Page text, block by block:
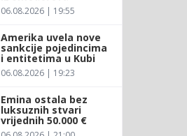
06.08.2026 | 19:55
Amerika uvela nove
sankcije pojedincima
i entitetima u Kubi
06.08.2026 | 19:23
Emina ostala bez
luksuznih stvari
vrijednih 50.000 €